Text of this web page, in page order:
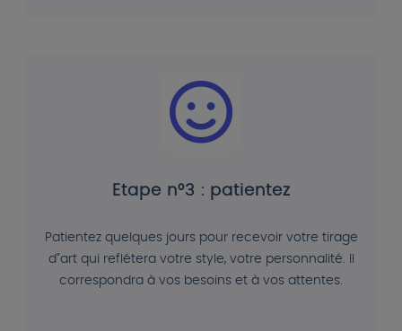
Etape n°3 : patientez
Patientez quelques jours pour recevoir votre tirage
d"art qui reflétera votre style, votre personnalité. Il
correspondra à vos besoins et à vos attentes.